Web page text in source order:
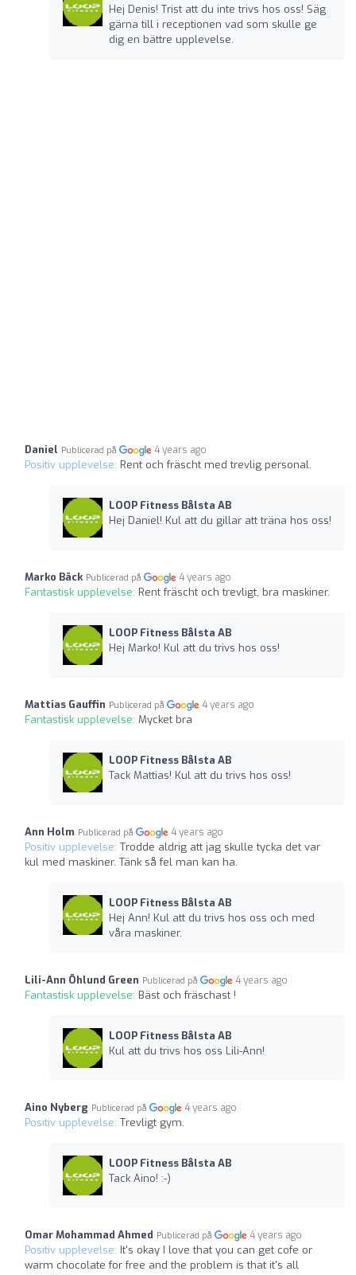
Hej Denis! Trist att du inte trivs hos oss! Säg
gärna till i receptionen vad som skulle ge
dig en bättre upplevelse.
Daniel Publicerad på 4 years ago
Positiv upplevelse: Rent och fräscht med trevlig personal.
LOOP Fitness Bålsta AB
Hej Daniel! Kul att du gillar att träna hos oss!
Marko Bäck Publicerad på 4 years ago
Fantastisk upplevelse: Rent fräscht och trevligt, bra maskiner.
LOOP Fitness Bålsta AB
Hej Marko! Kul att du trivs hos oss!
Mattias Gauffin Publicerad på 4 years ago
Fantastisk upplevelse: Mycket bra
LOOP Fitness Bålsta AB
Tack Mattias! Kul att du trivs hos oss!
Ann Holm Publicerad på 4 years ago
Positiv upplevelse: Trodde aldrig att jag skulle tycka det var
kul med maskiner. Tänk så fel man kan ha.
LOOP Fitness Bålsta AB
Hej Ann! Kul att du trivs hos oss och med
våra maskiner.
Lili-Ann Öhlund Green Publicerad på 4 years ago
Fantastisk upplevelse: Bäst och fräschast !
LOOP Fitness Bålsta AB
Kul att du trivs hos oss Lili-Ann!
Aino Nyberg Publicerad på 4 years ago
Positiv upplevelse: Trevligt gym.
LOOP Fitness Bålsta AB
Tack Aino! :-)
Omar Mohammad Ahmed Publicerad på 4 years ago
Positiv upplevelse: It's okay I love that you can get cofe or
warm chocolate for free and the problem is that it's all